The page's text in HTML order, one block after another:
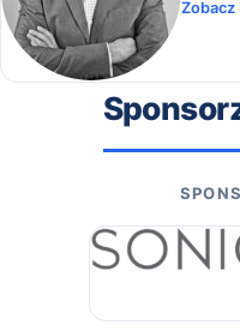
Zobacz